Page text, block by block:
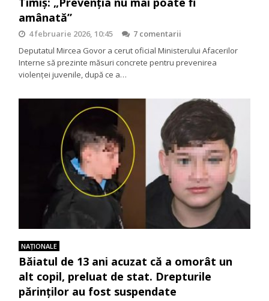
amânată”
4 februarie 2026, 10:45
7 comentarii
Deputatul Mircea Govor a cerut oficial Ministerului Afacerilor
Interne să prezinte măsuri concrete pentru prevenirea
violenței juvenile, după ce a…
NAŢIONALE
Băiatul de 13 ani acuzat că a omorât un
alt copil, preluat de stat. Drepturile
părinților au fost suspendate